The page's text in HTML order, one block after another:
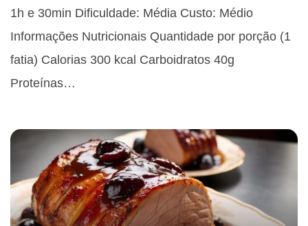
1h e 30min Dificuldade: Média Custo: Médio
Informações Nutricionais Quantidade por porção (1
fatia) Calorias 300 kcal Carboidratos 40g
Proteínas…